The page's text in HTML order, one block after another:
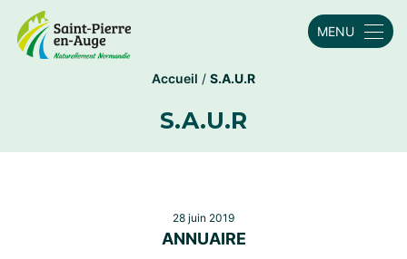
MENU
Accueil / S.A.U.R
S.A.U.R
28 juin 2019
ANNUAIRE